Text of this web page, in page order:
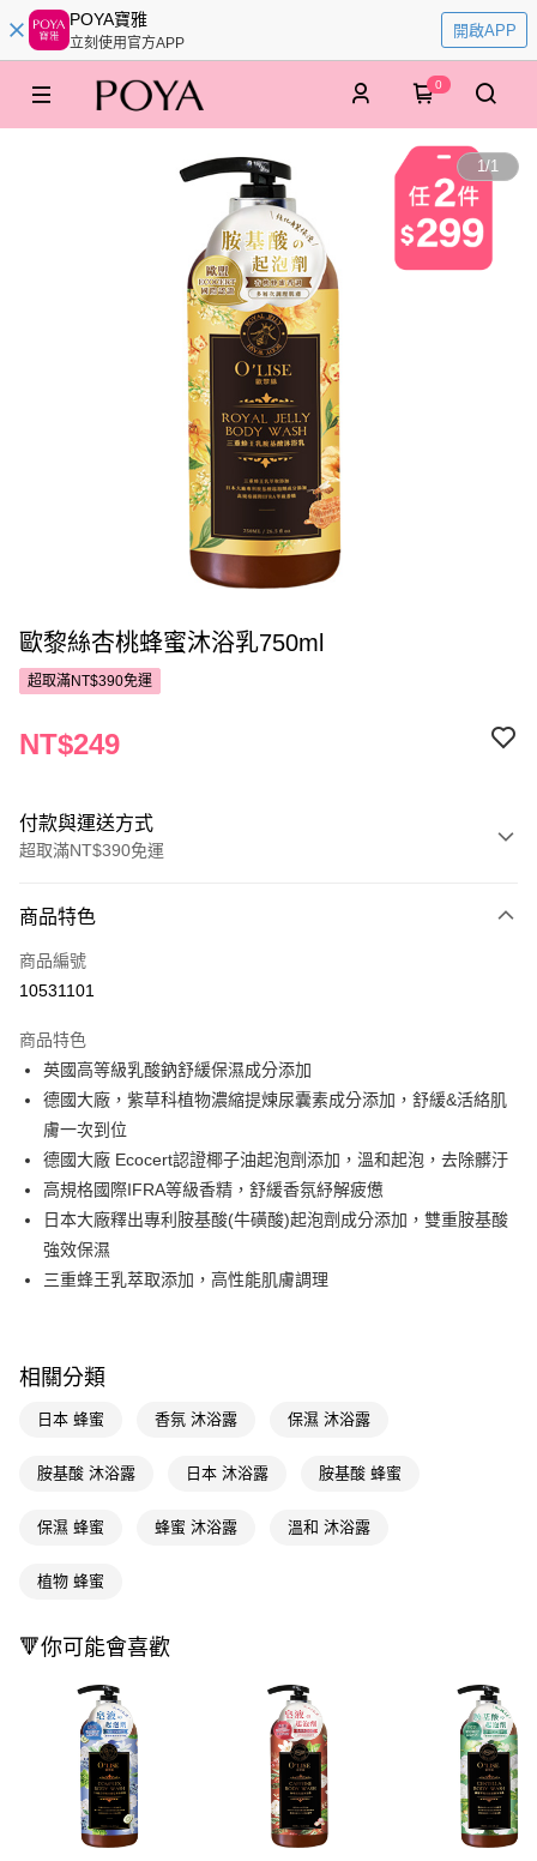
POYA寶雅
立刻使用官方APP
開啟APP
0
1/1
歐黎絲杏桃蜂蜜沐浴乳750ml
超取滿NT$390免運
NT$249
付款與運送方式
超取滿NT$390免運
POYA支付
信用卡一次付款
LINE Pay
Apple Pay
街口支付
悠遊付
Google Pay
AFTEE先享後付
AFTEE先享後付是「在收到商品之後才付款」的支付方式。 讓您購物簡單
便利好安心！
２．便利：只要手機號碼，簡訊認證，即可結帳。
結帳頁面，進行簡訊認證並確認金額後，即可完成結帳。
３．收到繳費通知簡訊後14天內，點擊此簡訊中的連結，可透過四大超商／
購買商品的店家。未經商家同意取消之訂單仍視為有效，需透過AFTEE先享
※ 交易是否成功請以「AFTEE先享後付 」之結帳頁面顯示為準，若有關於
是否繳費成功／繳費後需取消欲退款等相關疑問，請聯繫「AFTEE先享後付
客戶支援中心」https://netprotections.freshdesk.com/support/home
【注意事項】
１．透過由恩沛科技股份有限公司提供之「AFTEE先享後付」服務完成之交
易，需依本服務之必要範圍內提供個人資料，並將交易相關給付款項請求債
權轉讓予恩沛科技股份有限公司。
運送方式
付款後全家取貨
每筆NT$65，滿NT$490(含以上)免運費
付款後萊爾富取貨
每筆NT$65，滿NT$490(含以上)免運費
7-11取貨付款
每筆NT$65，滿NT$490(含以上)免運費
付款後7-11取貨
商品特色
商品編號
10531101
商品特色
英國高等級乳酸鈉舒緩保濕成分添加
德國大廠，紫草科植物濃縮提煉尿囊素成分添加，舒緩&活絡肌
膚一次到位
德國大廠 Ecocert認證椰子油起泡劑添加，溫和起泡，去除髒汙
高規格國際IFRA等級香精，舒緩香氛紓解疲憊
日本大廠釋出專利胺基酸(牛磺酸)起泡劑成分添加，雙重胺基酸
強效保濕
三重蜂王乳萃取添加，高性能肌膚調理
相關分類
日本 蜂蜜 香氛 沐浴露 保濕 沐浴露
胺基酸 沐浴露 日本 沐浴露 胺基酸 蜂蜜
保濕 蜂蜜 蜂蜜 沐浴露 溫和 沐浴露
植物 蜂蜜
🔻你可能會喜歡